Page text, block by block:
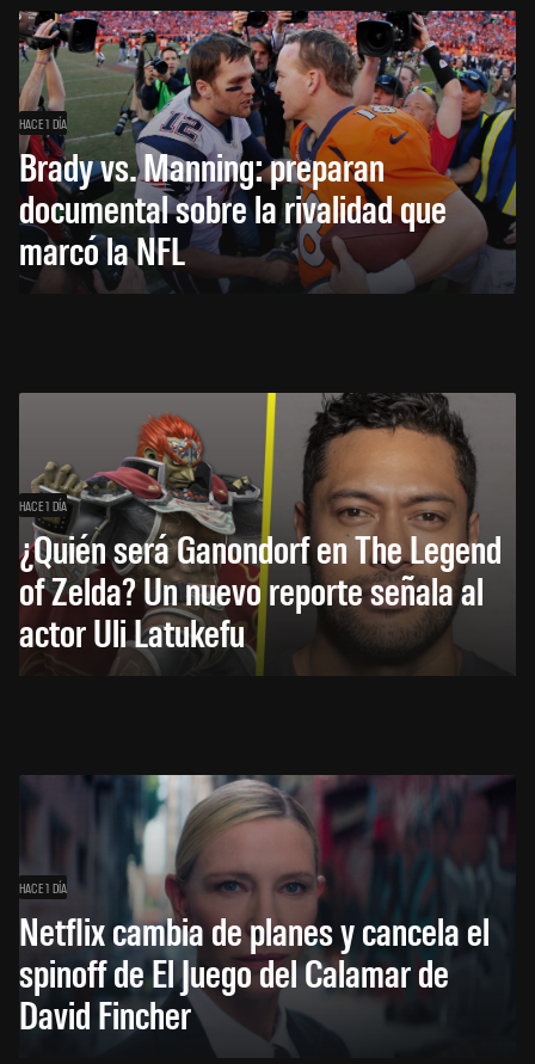
HACE 1 DÍA
Brady vs. Manning: preparan
documental sobre la rivalidad que
marcó la NFL
HACE 1 DÍA
¿Quién será Ganondorf en The Legend
of Zelda? Un nuevo reporte señala al
actor Uli Latukefu
HACE 1 DÍA
Netflix cambia de planes y cancela el
spinoff de El Juego del Calamar de
David Fincher